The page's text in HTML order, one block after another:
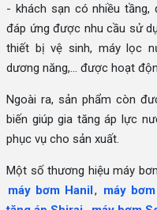
- khách sạn có nhiều tầng,
đáp ứng được nhu cầu sử
thiết bị vệ sinh, máy lọc
dương năng,... được hoạt
Ngoài ra, sản phẩm còn
biến giúp gia tăng áp lực
phục vụ cho sản xuất.
Một số thương hiệu máy
máy bơm Hanil, máy